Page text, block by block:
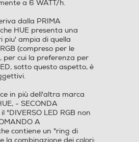
8,8
8,8
Peso-Kg
a 6 WATT/h.
dalla PRIMA
HUE presenta una
piu' ampia di quella
(compreso per le
per cui la preferenza per
sotto questo aspetto, è
in più dell'altra marca
- SECONDA
"DIVERSO LED RGB non
A
contiene un "ring di